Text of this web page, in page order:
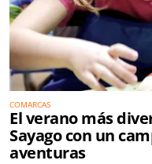
COMARCAS
El verano más
Sayago con un
aventuras